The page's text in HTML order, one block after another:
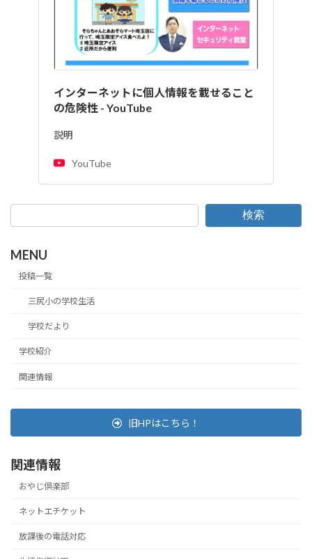
インターネットに個人情報を載せること
の危険性 - YouTube
説明
YouTube
検索
MENU
投稿一覧
三尻小の学校生活
学校だより
学校紹介
関連情報
旧HPはこちら！
関連情報
おやじ倶楽部
ネットエチケット
放課後の電話対応